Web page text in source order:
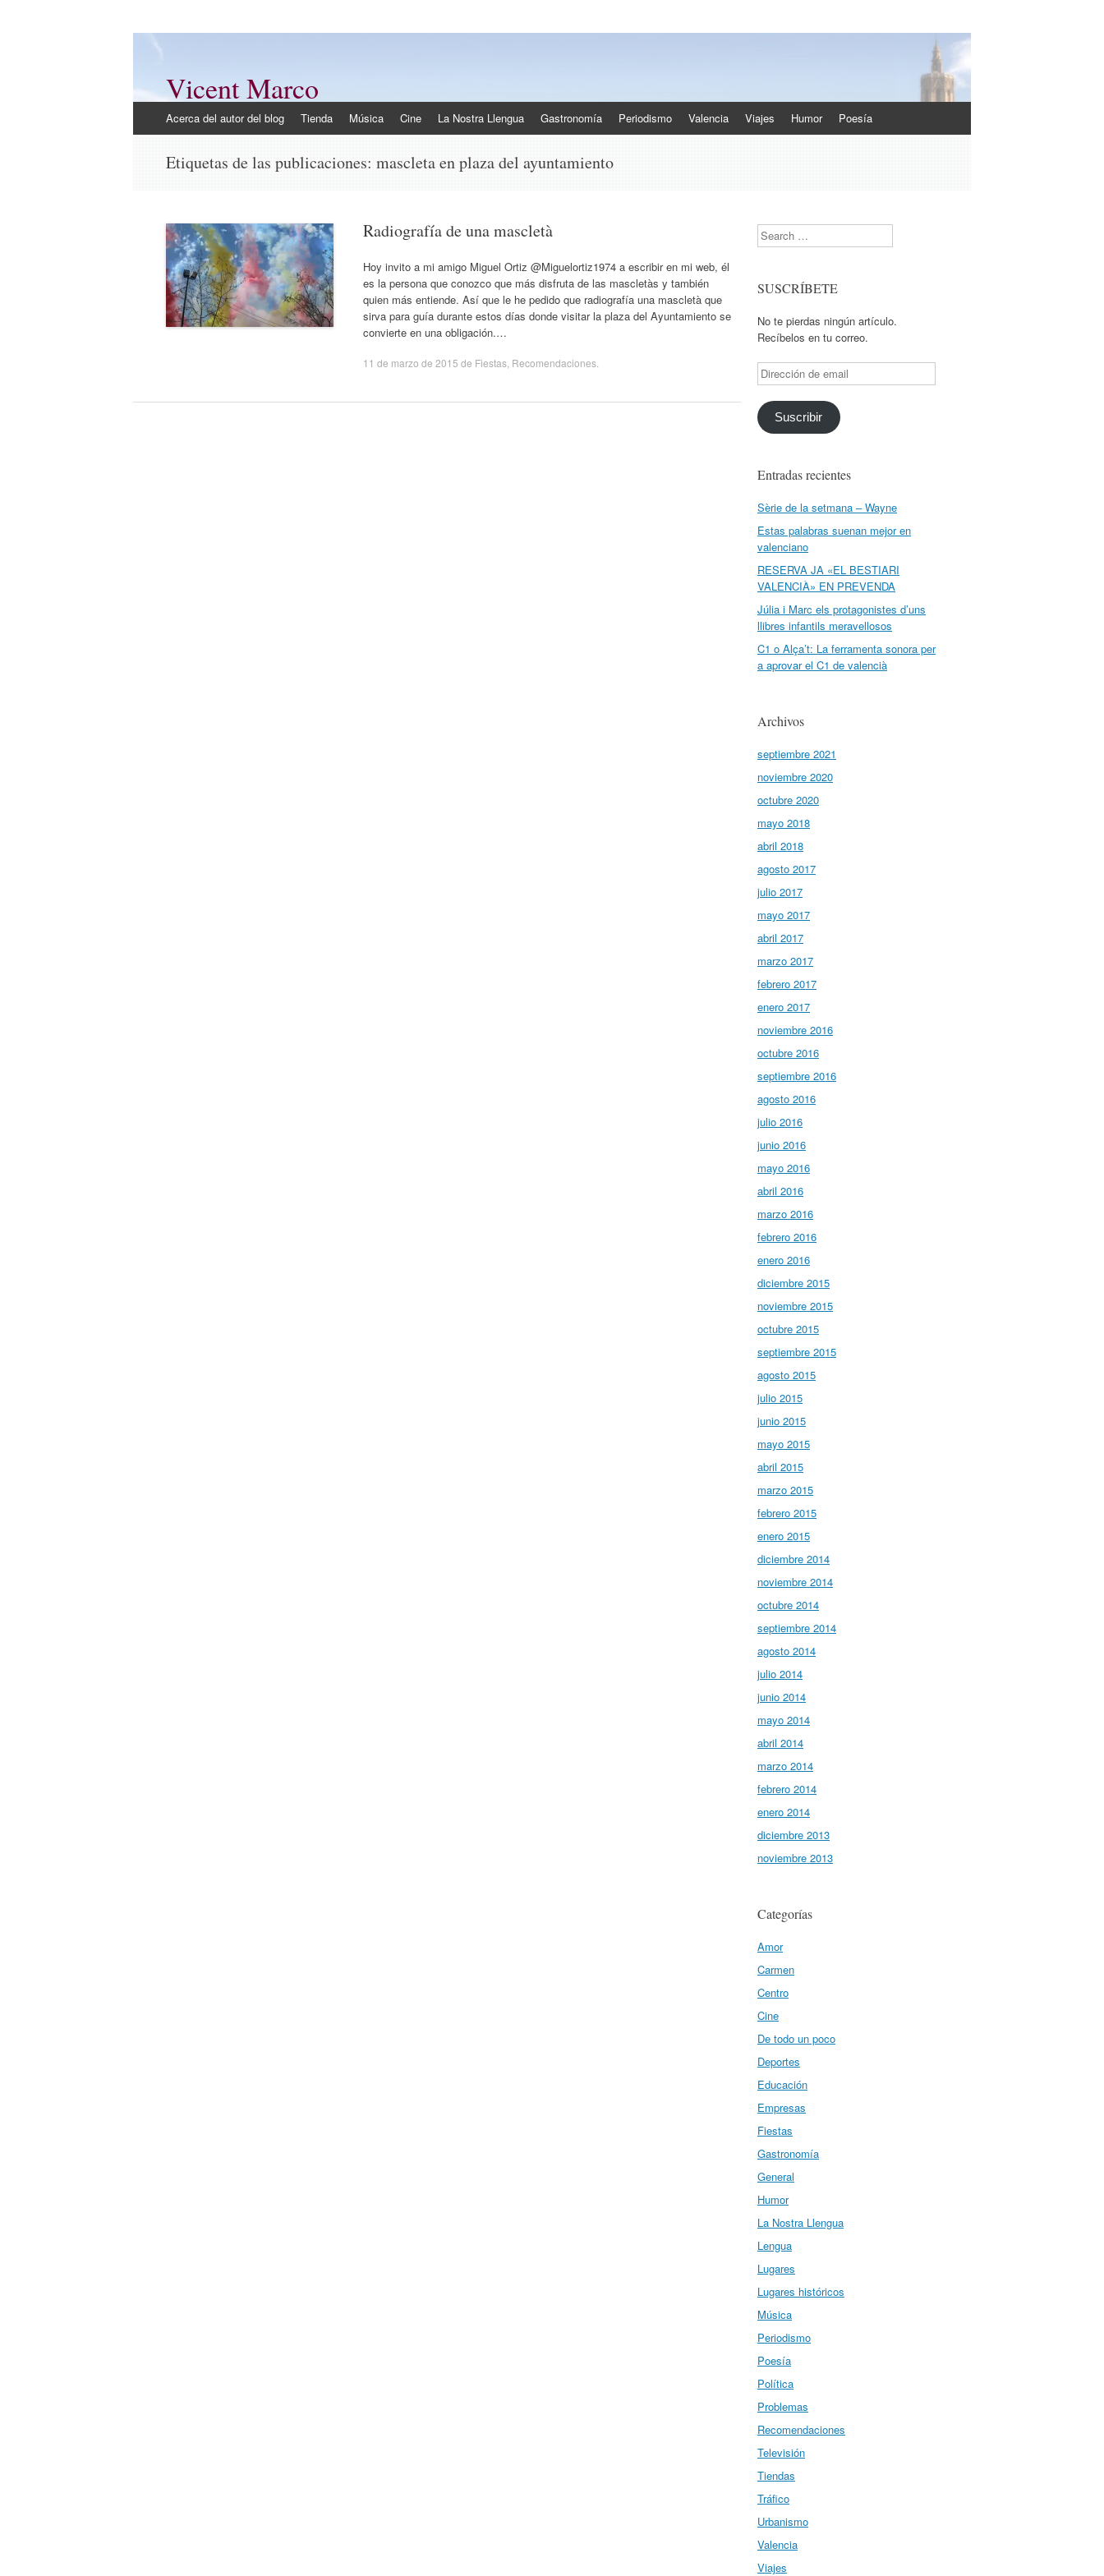
Vicent Marco
al
Acerca del autor del blog Tienda Música Cine La Nostra Llengua Gastronomía Periodismo Valencia Viajes Humor Poesía
Etiquetas de las publicaciones: mascleta en plaza del ayuntamiento
Radiografía de una mascletà
Hoy invito a mi amigo Miguel Ortiz @Miguelortiz1974 a escribir en mi web, él
es la persona que conozco que más disfruta de las mascletàs y también
quien más entiende. Así que le he pedido que radiografía una mascletà que
sirva para guía durante estos días donde visitar la plaza del Ayuntamiento se
convierte en una obligación.…
11 de marzo de 2015 de Fiestas Recomendaciones
Search
SUSCRÍBETE
No te pierdas ningún artículo.
Recíbelos en tu correo.
Dirección
de
email
Suscribir
Entradas recientes
Sèrie de la setmana – Wayne
Estas palabras suenan mejor en
valenciano
RESERVA JA «EL BESTIARI
VALENCIÀ» EN PREVENDA
Júlia i Marc els protagonistes d’uns
llibres infantils meravellosos
C1 o Alça’t: La ferramenta sonora per
a aprovar el C1 de valencià
Archivos
septiembre 2021
noviembre 2020
octubre 2020
mayo 2018
abril 2018
agosto 2017
julio 2017
mayo 2017
abril 2017
marzo 2017
febrero 2017
enero 2017
noviembre 2016
octubre 2016
septiembre 2016
agosto 2016
julio 2016
junio 2016
mayo 2016
abril 2016
marzo 2016
febrero 2016
enero 2016
diciembre 2015
noviembre 2015
octubre 2015
septiembre 2015
agosto 2015
julio 2015
junio 2015
mayo 2015
abril 2015
marzo 2015
febrero 2015
enero 2015
diciembre 2014
noviembre 2014
octubre 2014
septiembre 2014
agosto 2014
julio 2014
junio 2014
mayo 2014
abril 2014
marzo 2014
febrero 2014
enero 2014
diciembre 2013
noviembre 2013
Categorías
Amor
Carmen
Centro
Cine
De todo un poco
Deportes
Educación
Empresas
Fiestas
Gastronomía
General
Humor
La Nostra Llengua
Lengua
Lugares
Lugares históricos
Música
Periodismo
Poesía
Política
Problemas
Recomendaciones
Televisión
Tiendas
Tráfico
Urbanismo
Valencia
Viajes